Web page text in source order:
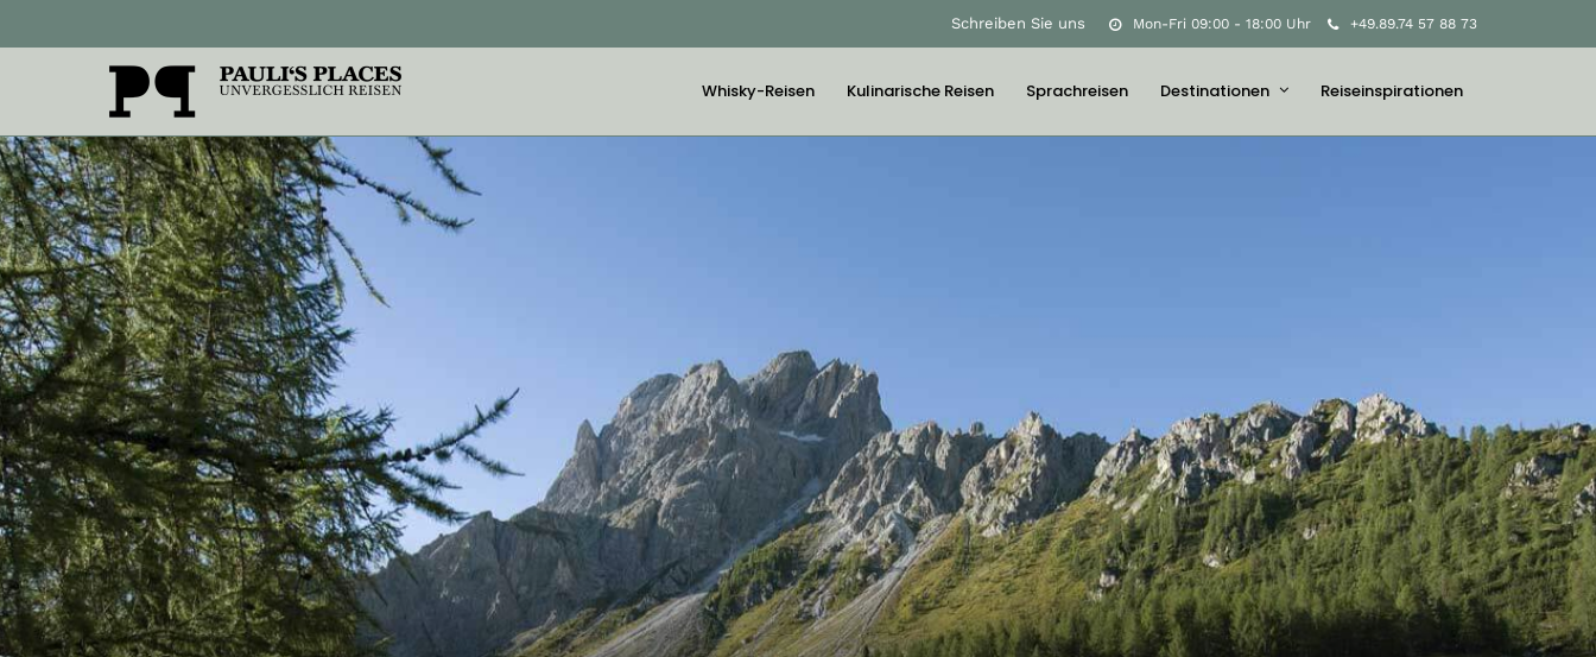
Mon-Fri 09:00 - 18:00 Uhr +49.89.74 57 88 73
Schreiben Sie uns
Whisky-Reisen Kulinarische Reisen Sprachreisen Destinationen Reiseinspirationen